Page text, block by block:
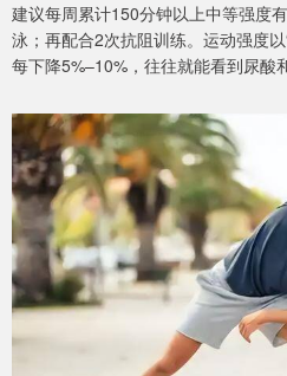
建议每周累计150分钟以上中等强度
泳；再配合2次抗阻训练。运动强度
每下降5%–10%，往往就能看到尿酸